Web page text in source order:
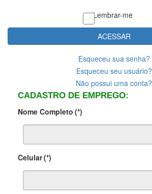
Lembrar-me
ACESSAR
Esqueceu sua senha?
Esqueceu seu usuário?
Não possui uma conta?
CADASTRO DE EMPREGO:
Nome Completo (*)
Celular(*)